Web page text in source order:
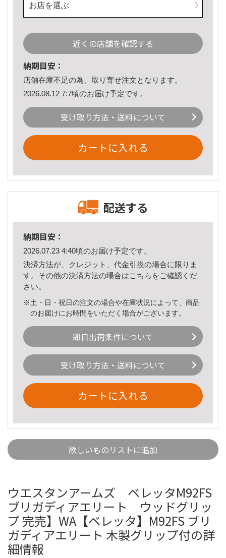
お店を選ぶ
近くの店舗を確認する
納期目安：
店舗在庫不足の為、取り寄せ注文となります。
2026.08.12 7:7頃のお届け予定です。
受け取り方法・送料について
カートに入れる
配送する
納期目安：
2026.07.23 4:40頃のお届け予定です。
決済方法が、クレジット、代金引換の場合に限りま
す。その他の決済方法の場合はこちら をご確認くだ
さい。
※土・日・祝日の注文の場合や在庫状況によって、商品
のお届けにお時間をいただく場合がございます。
即日出荷条件について
受け取り方法・送料について
カートに入れる
欲しいものリストに追加
ウエスタンアームズ ベレッタM92FS
ブリガディアエリート ウッドグリッ
プ 完売】WA【ベレッタ】M92FS ブリ
ガディアエリート 木製グリップ付の詳
細情報